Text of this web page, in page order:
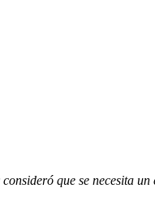
que se necesita